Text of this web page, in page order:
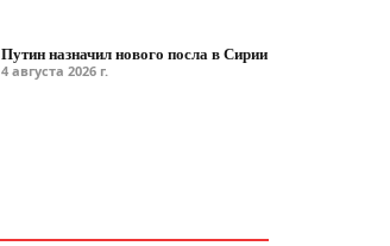
Путин назначил нового посла в Сирии
4 августа 2026 г.